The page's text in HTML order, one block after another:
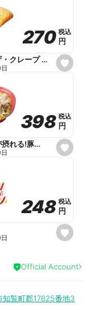
s
e
o
r
i
e
270
270 税込
税込
円
円
ファミマ・ザ・クレープ 生チョコ
s
e
o
r
i
e
398
398 税込
税込
円
円
たんぱく質が摂れる!豚しゃぶのパスタサラダ
s
e
a
i
t
248
248 税込
税込
円
円
Official Account
知覧町郡17825番地3